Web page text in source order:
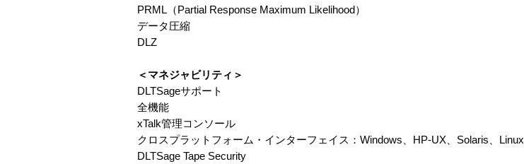
PRML（Partial Response Maximum Likelihood）
データ圧縮
DLZ
＜マネジャビリティ＞
DLTSageサポート
全機能
xTalk管理コンソール
クロスプラットフォーム・インターフェイス：Windows、HP-UX、Solaris、Linux
DLTSage Tape Security